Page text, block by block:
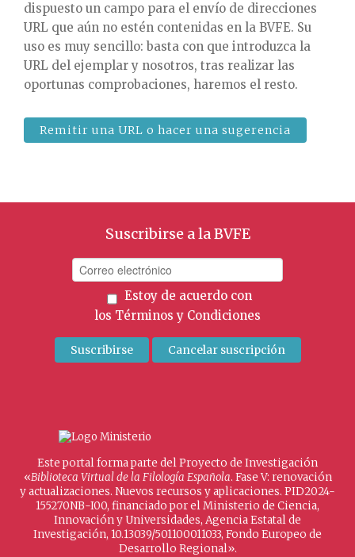
dispuesto un campo para el envío de direcciones
URL que aún no estén contenidas en la BVFE. Su
uso es muy sencillo: basta con que introduzca la
URL del ejemplar y nosotros, tras realizar las
oportunas comprobaciones, haremos el resto.
Remitir una URL o hacer una sugerencia
Suscribirse a la BVFE
Estoy de acuerdo con
los Términos y Condiciones
Este portal forma parte del Proyecto de Investigación
«Biblioteca Virtual de la Filología Española. Fase V: renovación
y actualizaciones. Nuevos recursos y aplicaciones. PID2024-
155270NB-I00, financiado por el Ministerio de Ciencia,
Innovación y Universidades, Agencia Estatal de
Investigación, 10.13039/501100011033, Fondo Europeo de
Desarrollo Regional».